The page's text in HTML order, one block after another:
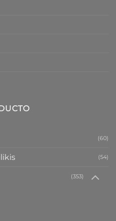
(60)
(54)
(353)